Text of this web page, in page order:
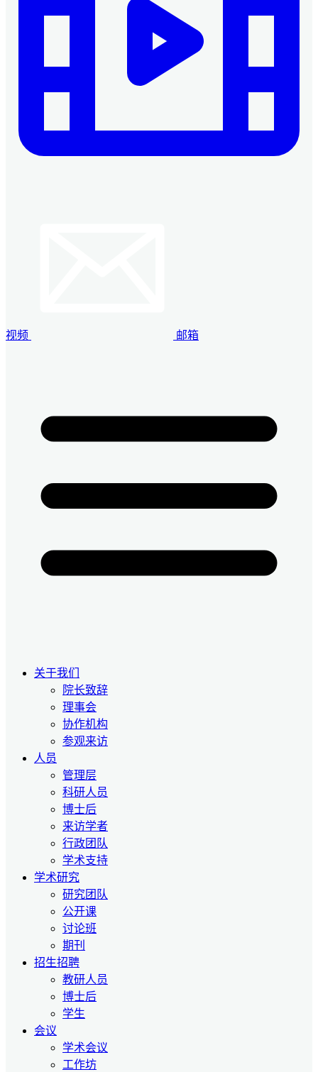
视频 邮箱
关于我们
院长致辞
理事会
协作机构
参观来访
人员
管理层
科研人员
博士后
来访学者
行政团队
学术支持
学术研究
研究团队
公开课
讨论班
期刊
招生招聘
教研人员
博士后
学生
会议
学术会议
工作坊